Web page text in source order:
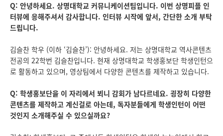
Q: 안녕하세요. 상명대학교 커뮤니케이션팀입니다. 이번 상명피플 인
터뷰에 응해주셔서 감사합니다. 인터뷰 시작에 앞서, 간단한 소개 부탁
드립니다.
김슬찬 학우 (이하 ‘김슬찬’): 안녕하세요. 저는 상명대학교 역사콘텐츠
전공의 22학번 김슬찬입니다. 현재 상명대학교 학생홍보단 학생인턴으
로 활동하고 있으며, 영상팀에서 다양한 콘텐츠를 제작하고 있습니다.
Q: 학생홍보단을 이 자리에서 뵈니 감회가 남다르네요. 굉장히 다양한
콘텐츠를 제작하고 계신걸로 아는데, 독자분들에게 학생인턴이 어떤
것인지 소개해주실 수 있으실까요?